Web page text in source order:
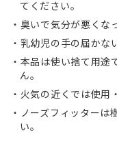
てください。
臭いで気分が悪くな
乳幼児の手の届かな
本品は使い捨て用途
ん。
火気の近くでは使用
ノーズフィッターは
い。